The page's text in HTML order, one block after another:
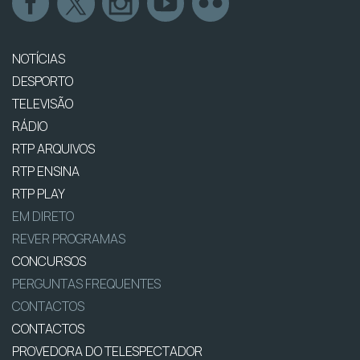
NOTÍCIAS
DESPORTO
TELEVISÃO
RÁDIO
RTP ARQUIVOS
RTP ENSINA
RTP PLAY
EM DIRETO
REVER PROGRAMAS
CONCURSOS
PERGUNTAS FREQUENTES
CONTACTOS
CONTACTOS
PROVEDORA DO TELESPECTADOR